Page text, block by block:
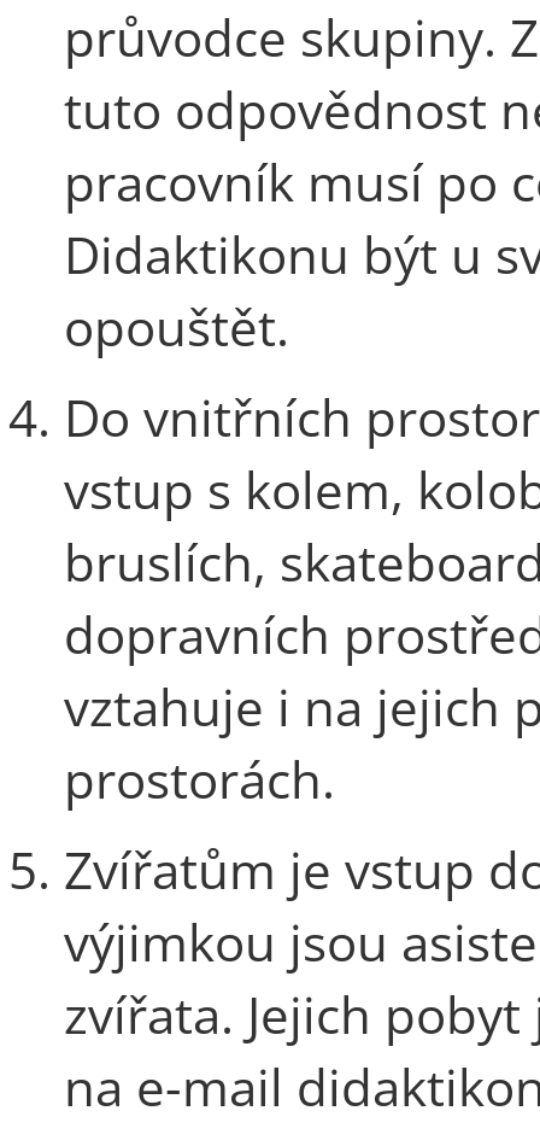
průvodce skupiny.
tuto odpovědnost
pracovník musí po
Didaktikonu být u
opouštět.
Do vnitřních
vstup s kolem,
bruslích,
dopravních
vztahuje i na jejich
prostorách.
Zvířatům je vstup
výjimkou jsou
zvířata. Jejich
na e-mail